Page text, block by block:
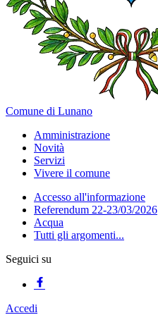
Comune di Lunano
Amministrazione
Novità
Servizi
Vivere il comune
Accesso all'informazione
Referendum 22-23/03/2026
Acqua
Tutti gli argomenti...
Seguici su
Accedi